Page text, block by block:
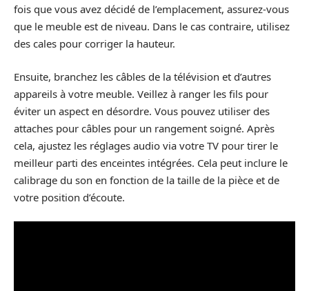
fois que vous avez décidé de l’emplacement, assurez-vous
que le meuble est de niveau. Dans le cas contraire, utilisez
des cales pour corriger la hauteur.
Ensuite, branchez les câbles de la télévision et d’autres
appareils à votre meuble. Veillez à ranger les fils pour
éviter un aspect en désordre. Vous pouvez utiliser des
attaches pour câbles pour un rangement soigné. Après
cela, ajustez les réglages audio via votre TV pour tirer le
meilleur parti des enceintes intégrées. Cela peut inclure le
calibrage du son en fonction de la taille de la pièce et de
votre position d’écoute.